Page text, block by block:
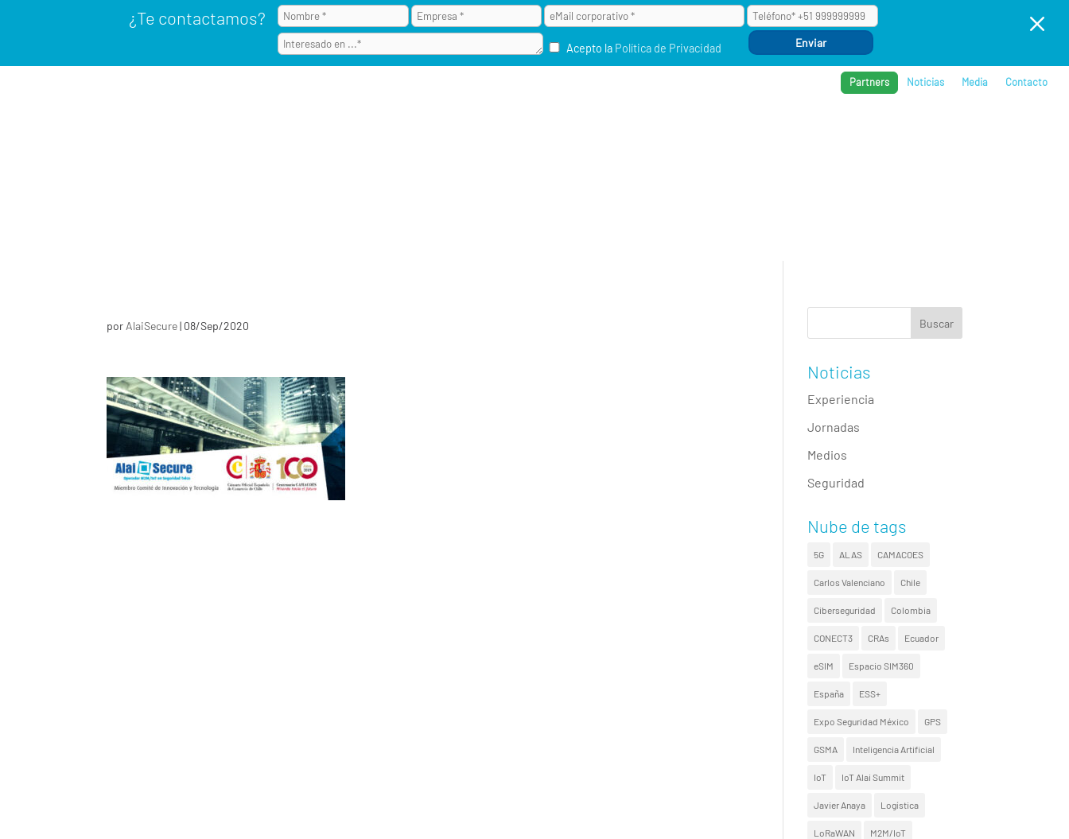
¿Te contactamos?
Acepto la Política de Privacidad
M
Partners Noticias Media Contacto
por AlaiSecure| 08/Sep/2020
Noticias
Experiencia
Jornadas
Medios
Seguridad
Nube de tags
5G ALAS CAMACOES
Carlos Valenciano Chile
Ciberseguridad Colombia
CONECT3 CRAs Ecuador
eSIM Espacio SIM360
España ESS+
Expo Seguridad México GPS
GSMA Inteligencia Artificial
IoT IoT Alai Summit
Javier Anaya Logística
LoRaWAN M2M/IoT